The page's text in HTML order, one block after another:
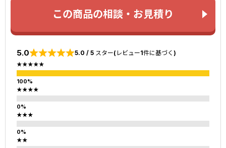
この商品の相談・お見積り
5.0 5.0 / 5 スター(レビュー1件に基づく)
★★★★★
★★★★
★★★
★★